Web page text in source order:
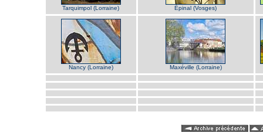
Tarquimpol (Lorraine) Épinal (Vosges)
Nancy (Lorraine) Maxéville (Lorraine)